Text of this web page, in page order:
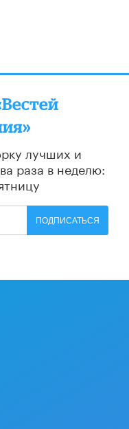
лучших и
раза в неделю:
ПОДПИСАТЬСЯ